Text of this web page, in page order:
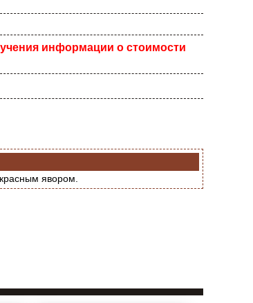
информации о стоимости
явором.